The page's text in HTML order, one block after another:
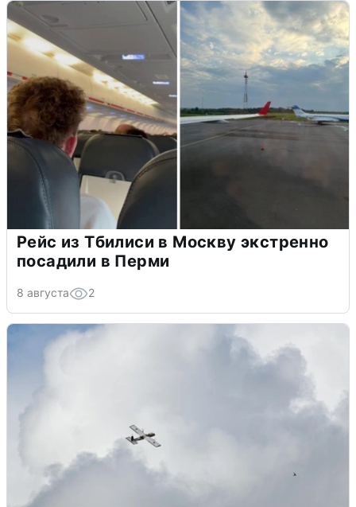
Рейс из Тбилиси в Москву экстренно
посадили в Перми
8 августа 2